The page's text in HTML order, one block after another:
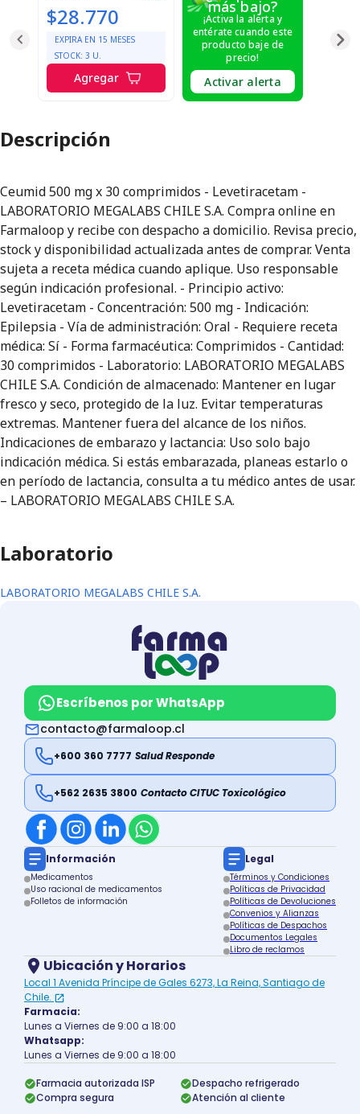
$28.770
EXPIRA EN 15 MESES
STOCK: 3 U.
Agregar
más bajo?
¡Activa la alerta y
entérate cuando este
producto baje de
precio!
Activar alerta
Descripción
Ceumid 500 mg x 30 comprimidos - Levetiracetam -
LABORATORIO MEGALABS CHILE S.A. Compra online en
Farmaloop y recibe con despacho a domicilio. Revisa precio,
stock y disponibilidad actualizada antes de comprar. Venta
sujeta a receta médica cuando aplique. Uso responsable
según indicación profesional. - Principio activo:
Levetiracetam - Concentración: 500 mg - Indicación:
Epilepsia - Vía de administración: Oral - Requiere receta
médica: Sí - Forma farmacéutica: Comprimidos - Cantidad:
30 comprimidos - Laboratorio: LABORATORIO MEGALABS
CHILE S.A. Condición de almacenado: Mantener en lugar
fresco y seco, protegido de la luz. Evitar temperaturas
extremas. Mantener fuera del alcance de los niños.
Indicaciones de embarazo y lactancia: Uso solo bajo
indicación médica. Si estás embarazada, planeas estarlo o
en período de lactancia, consulta a tu médico antes de usar.
– LABORATORIO MEGALABS CHILE S.A.
Laboratorio
LABORATORIO MEGALABS CHILE S.A.
Escríbenos por WhatsApp
contacto@farmaloop.cl
+600 360 7777 Salud Responde
+562 2635 3800 Contacto CITUC Toxicológico
Información
Medicamentos
Uso racional de medicamentos
Folletos de información
Legal
Términos y Condiciones
Políticas de Privacidad
Políticas de Devoluciones
Convenios y Alianzas
Políticas de Despachos
Documentos Legales
Libro de reclamos
Ubicación y Horarios
Local 1 Avenida Príncipe de Gales 6273, La Reina, Santiago de
Chile.
Farmacia:
Lunes a Viernes de 9:00 a 18:00
Whatsapp:
Lunes a Viernes de 9:00 a 18:00
Farmacia autorizada ISP
Despacho refrigerado
Compra segura
Atención al cliente